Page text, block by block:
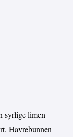
syrlige limen
Havrebunnen